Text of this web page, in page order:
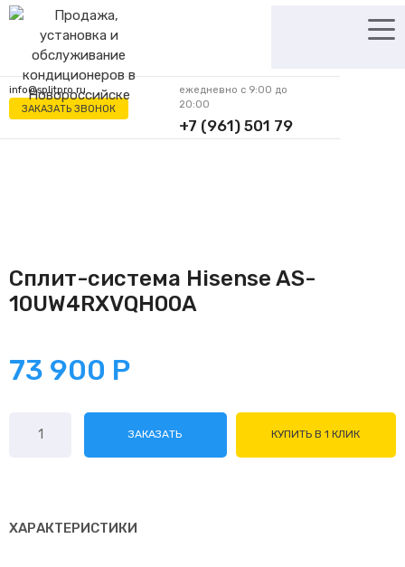
Перейти
содержимому
info@splitpro.ru
ЗАКАЗАТЬ ЗВОНОК
ежедневно с 9:00 до
20:00
+7 (961) 501 79
62
Сплит-система Hisense AS-
10UW4RXVQH00A
73 900 Р
товара
ЗАКАЗАТЬ КУПИТЬ В 1 КЛИК
ХАРАКТЕРИСТИКИ